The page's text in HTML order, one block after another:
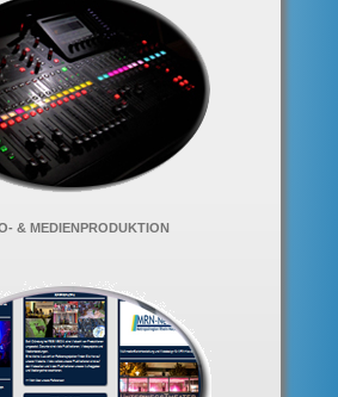
& MEDIENPRODUKTION